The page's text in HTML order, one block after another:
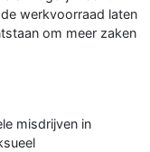
werkvoorraad laten
om meer zaken
misdrijven in